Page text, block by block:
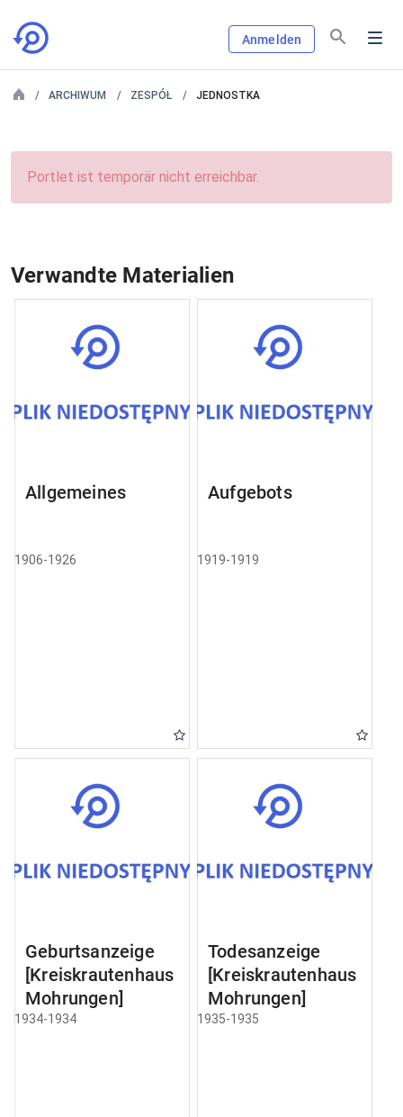
Anmelden
ARCHIWUM ZESPÓŁ JEDNOSTKA
Portlet ist temporär nicht erreichbar.
Verwandte Materialien
Allgemeines
1906-1926
Aufgebots
1919-1919
Geburtsanzeige
[Kreiskrautenhaus
Mohrungen]
1934-1934
Todesanzeige
[Kreiskrautenhaus
Mohrungen]
1935-1935